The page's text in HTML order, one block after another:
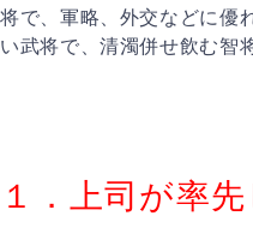
将で、軍略、外交などに優
い武将で、清濁併せ飲む智
１．上司が率